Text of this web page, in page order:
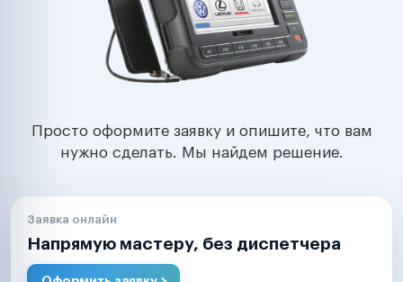
Просто оформите заявку и опишите, что вам
нужно сделать. Мы найдем решение.
Заявка онлайн
Напрямую мастеру, без диспетчера